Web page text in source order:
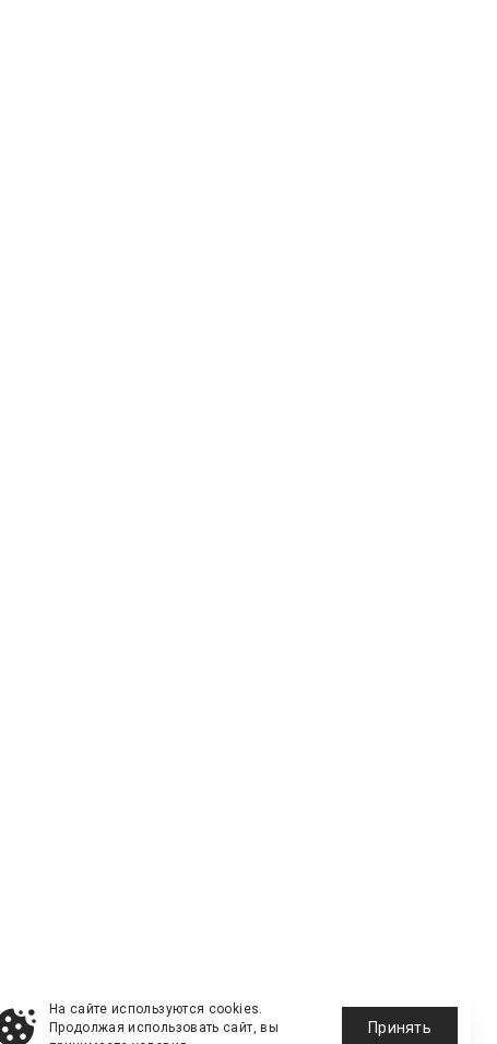
На сайте используются cookies.
Продолжая использовать сайт, вы
Принять